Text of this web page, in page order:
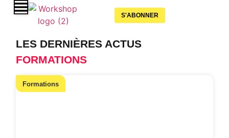
S'ABONNER
LES DERNIÈRES ACTUS
FORMATIONS
Formations